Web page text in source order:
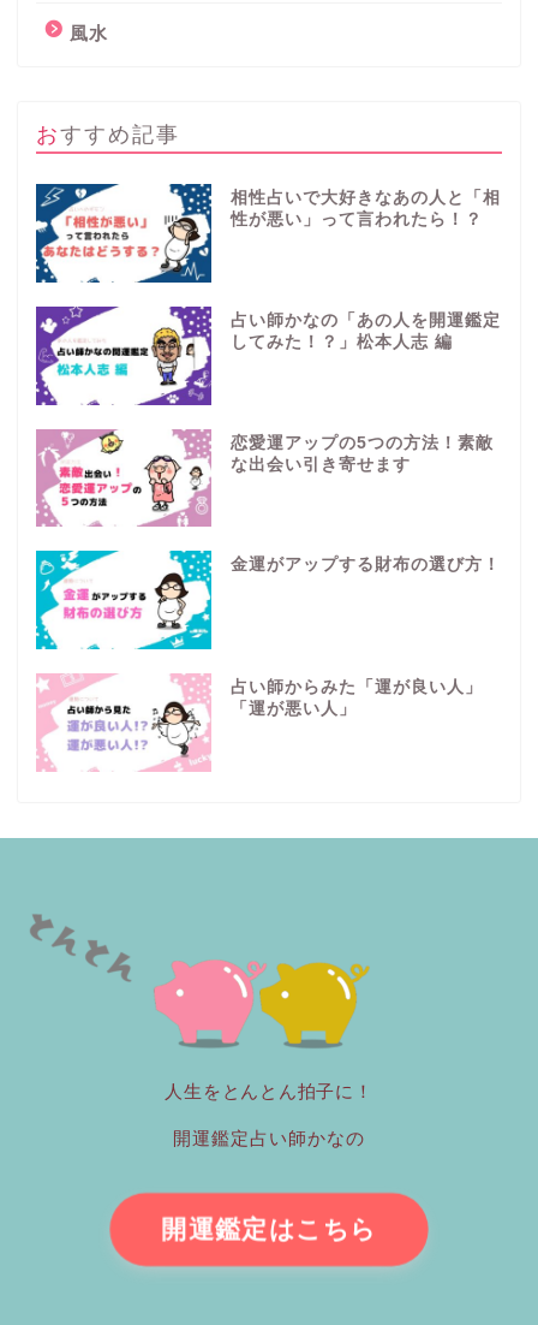
風水
おすすめ記事
相性占いで大好きなあの人と「相
性が悪い」って言われたら！？
占い師かなの「あの人を開運鑑定
してみた！？」松本人志 編
恋愛運アップの5つの方法！素敵
な出会い引き寄せます
金運がアップする財布の選び方！
占い師からみた「運が良い人」
「運が悪い人」
人生をとんとん拍子に！
開運鑑定占い師かなの
開運鑑定はこちら